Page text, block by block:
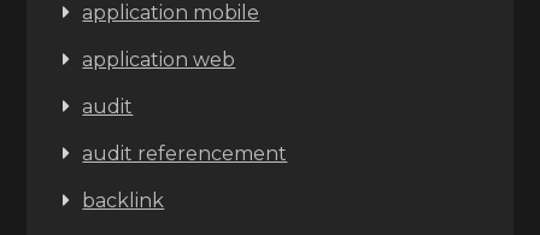
application mobile
application web
audit
audit referencement
backlink